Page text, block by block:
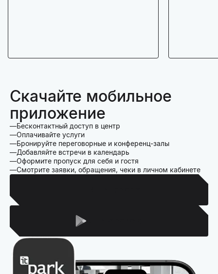
Скачайте мобильное
приложение
Бесконтактный доступ в центр
Оплачивайте услуги
Бронируйте переговорные и конференц-залы
Добавляйте встречи в календарь
Оформите пропуск для себя и гостя
Смотрите заявки, обращения, чеки в личном кабинете